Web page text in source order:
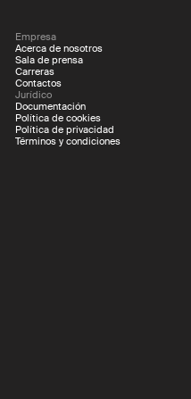
Empresa
Acerca de nosotros
Sala de prensa
Carreras
Contactos
Jurídico
Documentación
Política de cookies
Política de privacidad
Términos y condiciones